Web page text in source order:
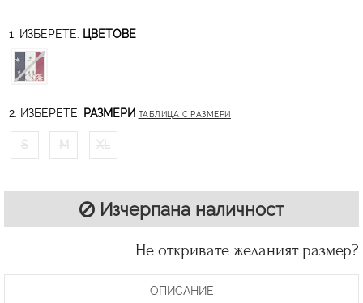
1. ИЗБЕРЕТЕ: ЦВЕТОВЕ
2. ИЗБЕРЕТЕ: РАЗМЕРИ ТАБЛИЦА С РАЗМЕРИ
S M XL
Изчерпана наличност
Не откривате желаният размер?
ОПИСАНИЕ